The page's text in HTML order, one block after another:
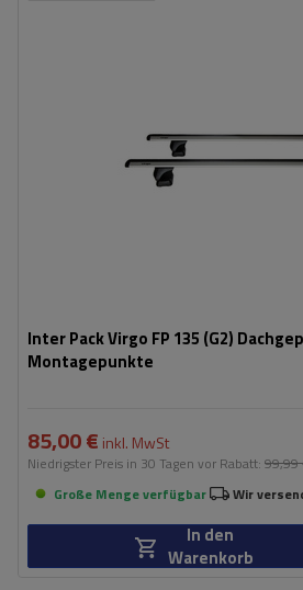
Inter Pack Virgo FP 135 (G2)
Montagepunkte
85,00 € inkl. MwSt
Niedrigster Preis in 30 Tagen vor Rabatt: 99,99
Große Menge verfügbar
Wir
In den
Warenkorb